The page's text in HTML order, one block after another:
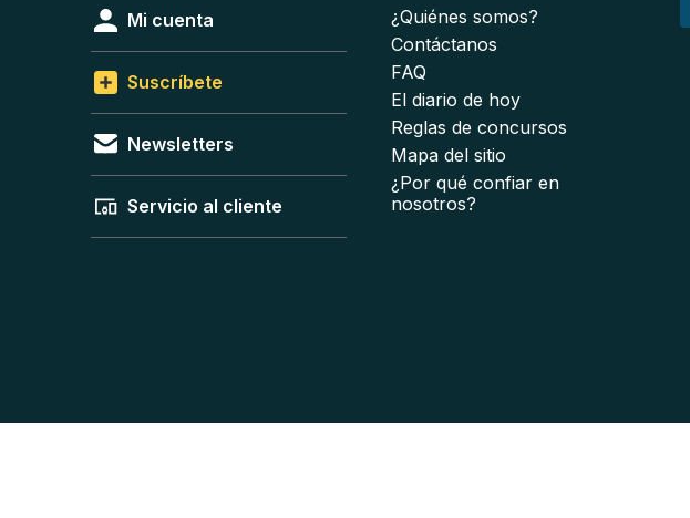
Mi cuenta
Suscríbete
Newsletters
Servicio al cliente
¿Quiénes somos?
Contáctanos
FAQ
El diario de hoy
Reglas de concursos
Mapa del sitio
¿Por qué confiar en
nosotros?